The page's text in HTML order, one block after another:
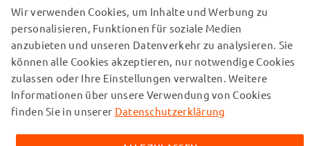
UNSERE VERSANDPARTNER
© subtel.ch 2026
Alle Preise verstehen sich inklusive Mehrwertsteuer und
zuzüglich Versandkosten. Bitte beachten Sie, dass alle
Inhaber sind und ausschließlich zur Information über unsere
Wir verwenden Cookies, um Inhalte und Werbung zu
personalisieren, Funktionen für soziale Medien
anzubieten und unseren Datenverkehr zu analysieren. Sie
können alle Cookies akzeptieren, nur notwendige Cookies
zulassen oder Ihre Einstellungen verwalten. Weitere
Informationen über unsere Verwendung von Cookies
finden Sie in unserer Datenschutzerklärung